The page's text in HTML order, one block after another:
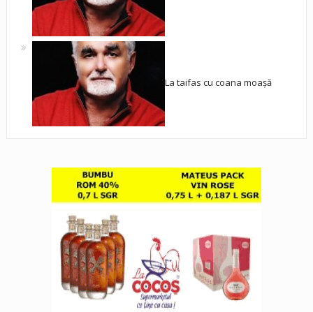
La taifas cu coana moașă